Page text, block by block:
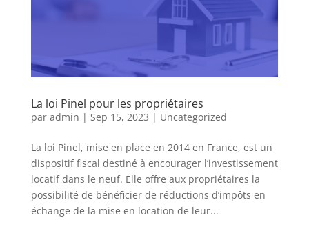
La loi Pinel pour les propriétaires
par admin | Sep 15, 2023 | Uncategorized
La loi Pinel, mise en place en 2014 en France, est un
dispositif fiscal destiné à encourager l’investissement
locatif dans le neuf. Elle offre aux propriétaires la
possibilité de bénéficier de réductions d’impôts en
échange de la mise en location de leur...